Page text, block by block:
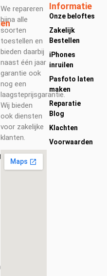
We repareren
bijna alle
soorten
toestellen en
bieden daarbij
naast één jaar
garantie ook
nog een
laagsteprijsgarantie.
Wij bieden
ook diensten
voor zakelijke
klanten.
Informatie
Onze beloftes
Zakelijk
Bestellen
iPhones
inruilen
Pasfoto laten
maken
Reparatie
Blog
Klachten
Voorwaarden